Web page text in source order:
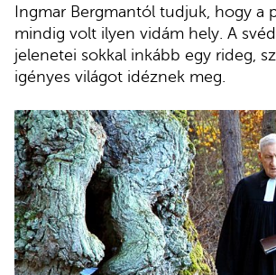
Ingmar Bergmantól tudjuk, hogy a
mindig volt ilyen vidám hely. A
jelenetei sokkal inkább egy rideg,
igényes világot idéznek meg.